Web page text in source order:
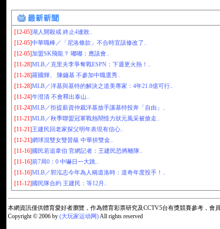
[12-05]湖人開殺戒 終止4連敗..
[12-05]中華職棒／「尼洛條款」不合時宜該修改了..
[12-05]加盟SK飛龍？ 嘟嘟：應該會..
[11-28]MLB／克里夫李爭奪戰ESPN：下週更火熱！..
[11-28]羅國輝、 陳鏞基 不參加中職選秀..
[11-28]MLB／洋基與基特的解決之道美專家：4年21.8億可行..
[11-24]牛澄清 不會釋出泰山..
[11-24]MLB／拒提薪資仲裁洋基放手讓基特投奔「自由」..
[11-21]MLB／秋季聯盟冠軍戰熱鬧怪力狀元風采被搶走..
[11-21]王建民回老家探父明年表現有信心..
[11-21]網球混雙女雙晉級 中華拚雙金..
[11-16] 國民若追韋伯 官網記者：王建民恐將離隊..
[11-16]前7局0：0 中嚇日一大跳..
[11-16]MLB／郭泓志今年為人稱道洛時：道奇年度投手！..
[11-12] 國民隊合約 王建民：等12月..
本網資訊僅供體育愛好者瀏覽，作為體育彩票研究及CCTV5台有獎競賽參考，
Copyright © 2006 by (大玩家运动网)All rights reserved